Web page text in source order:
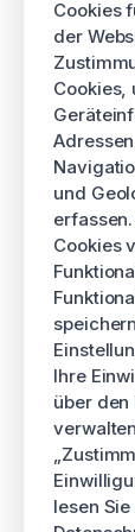
Cookies
der
Cookies,
und
Cookies
Ihre
über den
lesen